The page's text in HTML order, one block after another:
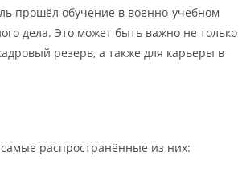
прошёл обучение в военно-учебном
дела. Это может быть важно не только
резерв, а также для карьеры в
распространённые из них: